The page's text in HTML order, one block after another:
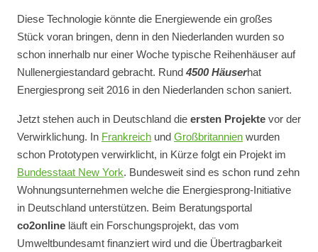
Diese Technologie könnte die Energiewende ein großes
Stück voran bringen, denn in den Niederlanden wurden so
schon innerhalb nur einer Woche typische Reihenhäuser auf
Nullenergiestandard gebracht. Rund 4500 Häuserhat
Energiesprong seit 2016 in den Niederlanden schon saniert.
Jetzt stehen auch in Deutschland die ersten Projekte vor der
Verwirklichung. In Frankreich und Großbritannien wurden
schon Prototypen verwirklicht, in Kürze folgt ein Projekt im
Bundesstaat New York. Bundesweit sind es schon rund zehn
Wohnungsunternehmen welche die Energiesprong-Initiative
in Deutschland unterstützen. Beim Beratungsportal
co2online läuft ein Forschungsprojekt, das vom
Umweltbundesamt finanziert wird und die Übertragbarkeit